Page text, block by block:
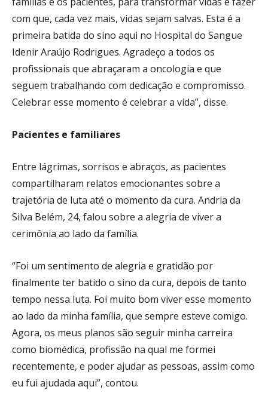
com que, cada vez mais, vidas sejam salvas. Esta é a
primeira batida do sino aqui no Hospital do Sangue
Idenir Araújo Rodrigues. Agradeço a todos os
profissionais que abraçaram a oncologia e que
seguem trabalhando com dedicação e compromisso.
Celebrar esse momento é celebrar a vida”, disse.
Pacientes e familiares
Entre lágrimas, sorrisos e abraços, as pacientes
compartilharam relatos emocionantes sobre a
trajetória de luta até o momento da cura. Andria da
Silva Belém, 24, falou sobre a alegria de viver a
cerimônia ao lado da família.
“Foi um sentimento de alegria e gratidão por
finalmente ter batido o sino da cura, depois de tanto
tempo nessa luta. Foi muito bom viver esse momento
ao lado da minha família, que sempre esteve comigo.
Agora, os meus planos são seguir minha carreira
como biomédica, profissão na qual me formei
recentemente, e poder ajudar as pessoas, assim como
eu fui ajudada aqui”, contou.